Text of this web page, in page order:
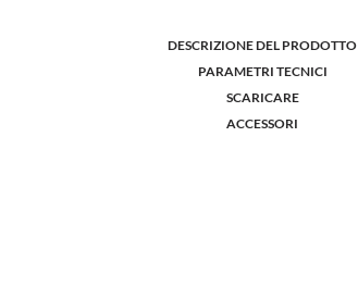
DESCRIZIONE DEL PRODOTTO
PARAMETRI TECNICI
SCARICARE
ACCESSORI